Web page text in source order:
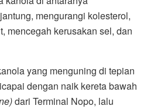
mengurangi kolesterol,
mencegah kerusakan sel, dan
yang menguning di tepian
dengan naik kereta bawah
dari Terminal Nopo, lalu